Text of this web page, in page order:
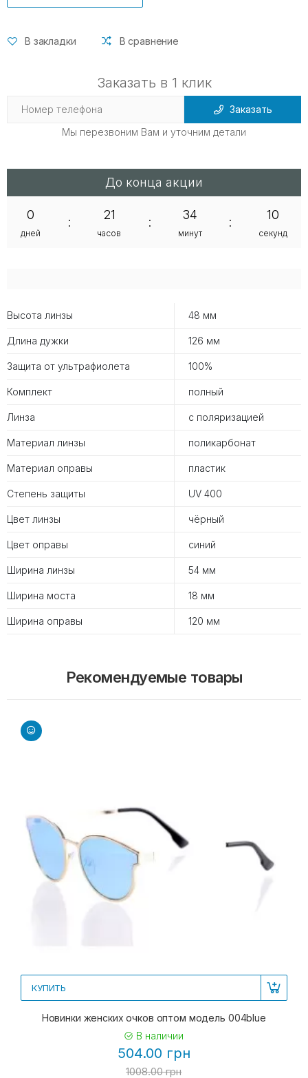
Высота линзы 48 мм
Длина дужки 126 мм
Защита от ультрафиолета 100%
Комплект полный
Линза с поляризацией
Материал линзы поликарбонат
Материал оправы пластик
Степень защиты UV 400
Цвет линзы чёрный
Цвет оправы синий
Ширина линзы 54 мм
Ширина моста 18 мм
Ширина оправы 120 мм
В закладки В сравнение
Заказать в 1 клик
Заказать
Мы перезвоним Вам и уточним детали
До конца акции
0
дней
:
21
часов
:
34
минут
:
10
секунд
Рекомендуемые товары
КУПИТЬ
Новинки женских очков оптом модель 004blue
В наличии
504.00 грн
1008.00 грн